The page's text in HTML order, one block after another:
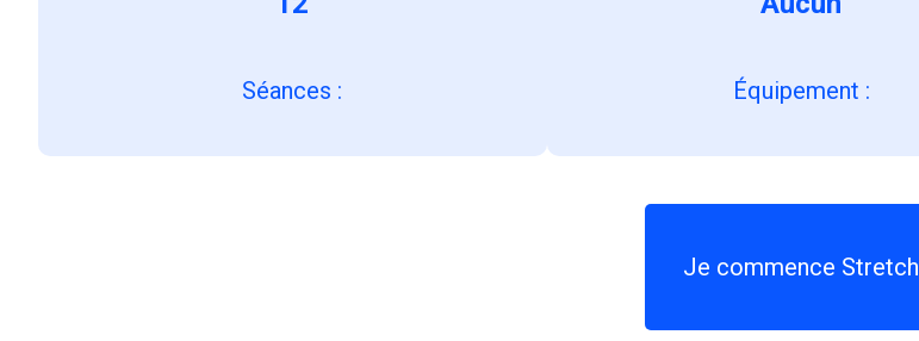
Séances : Équipement :
Je commence Stretch